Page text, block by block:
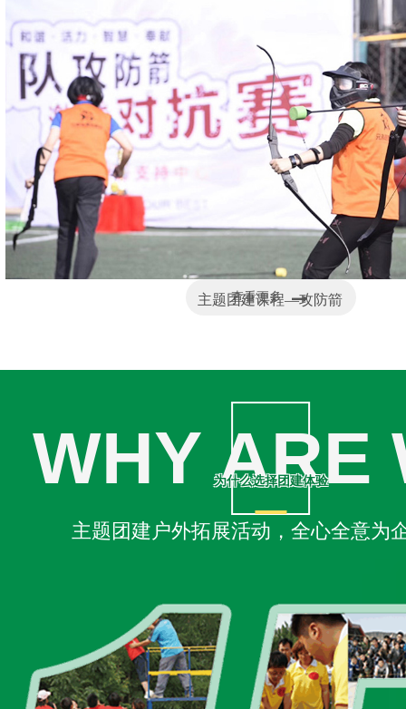
主题团建课程—攻防箭
查看更多
为什么选择团建体验
WHY ARE
主题团建户外拓展活动，全心全意为